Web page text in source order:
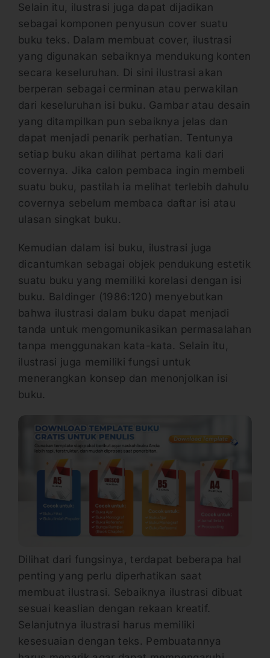
Selain itu, ilustrasi juga dapat dijadikan
sebagai komponen penyusun cover suatu
buku teks. Dalam membuat cover, ilustrasi
yang digunakan sebaiknya mendukung konten
secara keseluruhan. Di sini ilustrasi akan
berperan sebagai cerminan atau perwakilan
dari keseluruhan isi buku. Gambar atau desain
yang ditampilkan pun sebaiknya jelas dan
dapat menjadi penarik perhatian. Tentunya
setiap buku akan dilihat pertama kali dari
covernya. Jika calon pembaca ingin membeli
suatu buku, pastilah ia melihat terlebih dahulu
covernya sebelum membaca daftar isi atau
ulasan singkat buku.
Kemudian dalam isi buku, ilustrasi juga
dicantumkan sebagai objek pendukung estetik
suatu buku yang memiliki korelasi dengan isi
buku. Baldinger (1986:120) menyebutkan
bahwa ilustrasi dalam buku dapat menjadi
tanda untuk mengomunikasikan permasalahan
tanpa menggunakan kata-kata. Selain itu,
ilustrasi juga memiliki fungsi untuk
menerangkan konsep dan menonjolkan isi
buku.
Dilihat dari fungsinya, terdapat beberapa hal
penting yang perlu diperhatikan saat
membuat ilustrasi. Sebaiknya ilustrasi dibuat
sesuai keaslian dengan rekaan kreatif.
Selanjutnya ilustrasi harus memiliki
kesesuaian dengan teks. Pembuatannya